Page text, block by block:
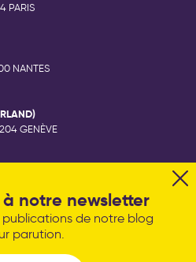
notre newsletter
publications de notre blog
parution.
PARIS
NANTES
GENÈVE